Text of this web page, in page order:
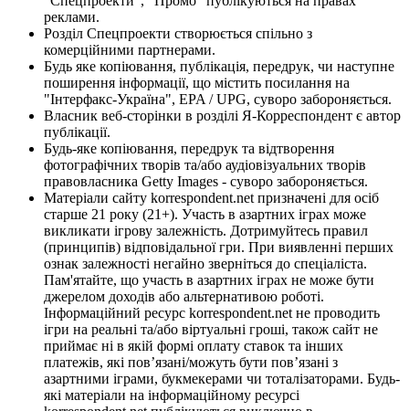
реклами.
Розділ Спецпроекти створюється спільно з
комерційними партнерами.
Будь яке копіювання, публікація, передрук, чи наступне
поширення інформації, що містить посилання на
"Інтерфакс-Україна", EPA / UPG, суворо забороняється.
Власник веб-сторінки в розділі Я-Корреспондент є автор
публікації.
Будь-яке копіювання, передрук та відтворення
фотографічних творів та/або аудіовізуальних творів
правовласника Getty Images - суворо забороняється.
Матеріали сайту korrespondent.net призначені для осіб
старше 21 року (21+). Участь в азартних іграх може
викликати ігрову залежність. Дотримуйтесь правил
(принципів) відповідальної гри. При виявленні перших
ознак залежності негайно зверніться до спеціаліста.
Пам'ятайте, що участь в азартних іграх не може бути
джерелом доходів або альтернативою роботі.
Інформаційний ресурс korrespondent.net не проводить
ігри на реальні та/або віртуальні гроші, також сайт не
приймає ні в якій формі оплату ставок та інших
платежів, які пов’язані/можуть бути пов’язані з
азартними іграми, букмекерами чи тоталізаторами. Будь-
які матеріали на інформаційному ресурсі